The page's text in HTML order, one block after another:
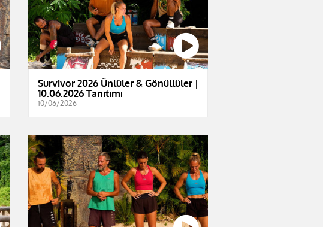
Survivor 2026 Ünlüler & Gönüllüler |
10.06.2026 Tanıtımı
10/06/2026